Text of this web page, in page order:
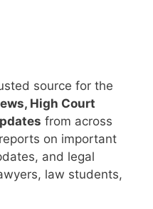
source for the
High Court
from across
on important
and legal
law students,